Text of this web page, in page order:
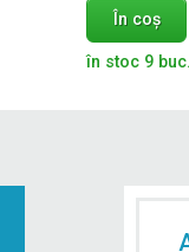
În coș
în stoc 9 buc.